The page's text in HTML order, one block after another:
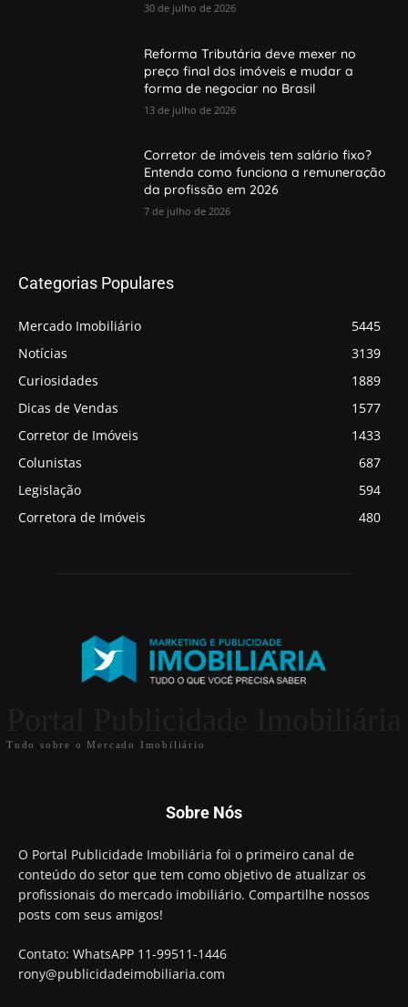
30 de julho de 2026
Reforma Tributária deve mexer no
preço final dos imóveis e mudar a
forma de negociar no Brasil
13 de julho de 2026
Corretor de imóveis tem salário fixo?
Entenda como funciona a remuneração
da profissão em 2026
7 de julho de 2026
Categorias Populares
Mercado Imobiliário
5445
Notícias
3139
Curiosidades
1889
Dicas de Vendas
1577
Corretor de Imóveis
1433
Colunistas
687
Legislação
594
Corretora de Imóveis
480
Tudo sobre o Mercado Imobiliário
Sobre Nós
O Portal Publicidade Imobiliária foi o primeiro canal de
conteúdo do setor que tem como objetivo de atualizar os
profissionais do mercado imobiliário. Compartilhe nossos
posts com seus amigos!
Contato: WhatsAPP 11-99511-1446
rony@publicidadeimobiliaria.com